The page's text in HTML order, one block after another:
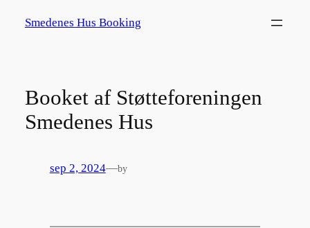
Smedenes Hus Booking
Booket af Støtteforeningen
Smedenes Hus
sep 2, 2024—by